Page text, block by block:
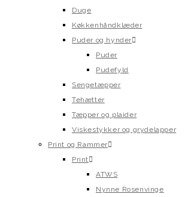
Duge
Køkkenhåndklæder
Puder og hynder
Puder
Pudefyld
Sengetæpper
Tehætter
Tæpper og plaider
Viskestykker og grydelapper
Print og Rammer
Print
ATWS
Nynne Rosenvinge